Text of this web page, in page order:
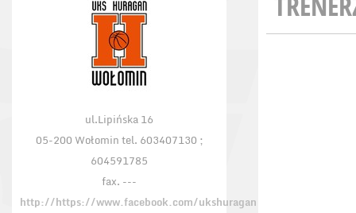
ul.Lipińska 16
05-200 Wołomin tel. 603407130 ;
604591785
fax. ---
http://https://www.facebook.com/ukshuragan